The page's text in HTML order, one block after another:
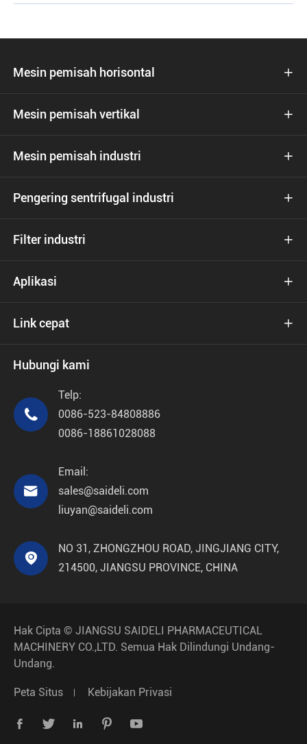
Mesin pemisah horisontal 
Mesin pemisah vertikal 
Mesin pemisah industri 
Pengering sentrifugal industri 
Filter industri 
Aplikasi 
Link cepat 
Hubungi kami

Telp:
0086-523-84808886
0086-18861028088

Email:
sales@saideli.com
liuyan@saideli.com

NO 31, ZHONGZHOU ROAD, JINGJIANG CITY,
214500, JIANGSU PROVINCE, CHINA
Hak Cipta © JIANGSU SAIDELI PHARMACEUTICAL
MACHINERY CO.,LTD. Semua Hak Dilindungi Undang-
Undang.
Peta Situs Kebijakan Privasi
    